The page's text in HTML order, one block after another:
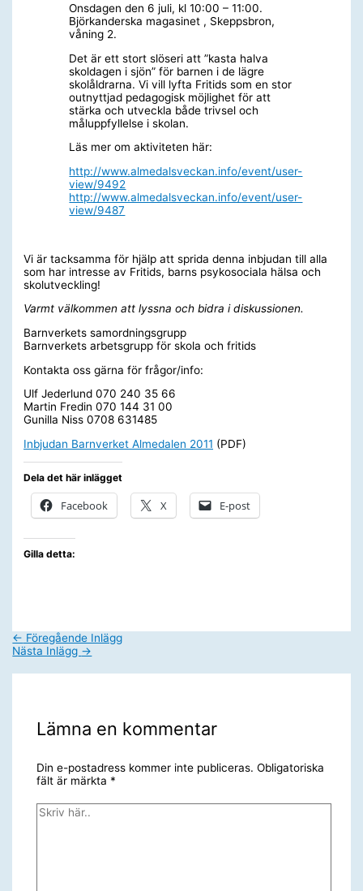
Onsdagen den 6 juli, kl 10:00 – 11:00.
Björkanderska magasinet , Skeppsbron,
våning 2.
Det är ett stort slöseri att ”kasta halva
skoldagen i sjön” för barnen i de lägre
skolåldrarna. Vi vill lyfta Fritids som en stor
outnyttjad pedagogisk möjlighet för att
stärka och utveckla både trivsel och
måluppfyllelse i skolan.
Läs mer om aktiviteten här:
http://www.almedalsveckan.info/event/user-
view/9492
http://www.almedalsveckan.info/event/user-
view/9487
Vi är tacksamma för hjälp att sprida denna inbjudan till alla
som har intresse av Fritids, barns psykosociala hälsa och
skolutveckling!
Varmt välkommen att lyssna och bidra i diskussionen.
Barnverkets samordningsgrupp
Barnverkets arbetsgrupp för skola och fritids
Kontakta oss gärna för frågor/info:
Ulf Jederlund 070 240 35 66
Martin Fredin 070 144 31 00
Gunilla Niss 0708 631485
Inbjudan Barnverket Almedalen 2011 (PDF)
Dela det här inlägget
Facebook X E-post
Gilla detta:
← Föregående Inlägg
Nästa Inlägg →
Lämna en kommentar
Din e-postadress kommer inte publiceras. Obligatoriska
fält är märkta *
Skriv